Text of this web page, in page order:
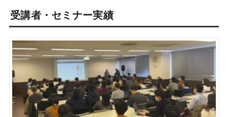
受講者・セミナー実績